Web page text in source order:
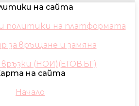
на сайта
политики на платформата
за връщане и замяна
връзки (НОИ)(ЕГОВ.БГ)
на сайта
Начало